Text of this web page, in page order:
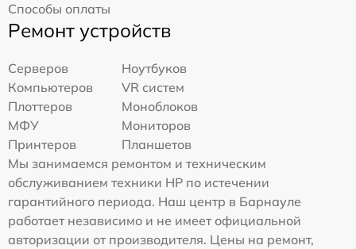
Способы оплаты
Ремонт устройств
Серверов
Ноутбуков
Компьютеров
VR систем
Плоттеров
Моноблоков
МФУ
Мониторов
Принтеров
Планшетов
Мы занимаемся ремонтом и техническим
обслуживанием техники HP по истечении
гарантийного периода. Наш центр в Барнауле
работает независимо и не имеет официальной
авторизации от производителя. Цены на ремонт,